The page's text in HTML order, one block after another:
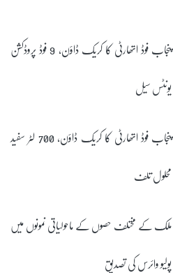
پنجاب فوڈ اتھارٹی کا کریک ڈاؤن، 9 فوڈ پروڈکشن
یونٹس سیل
پنجاب فوڈ اتھارٹی کا کریک ڈاؤن، 700 لٹر سفید
محلول تلف
ملک کے مختلف حصوں کے ماحولیاتی نمونوں میں
پولیو وائرس کی تصدیق